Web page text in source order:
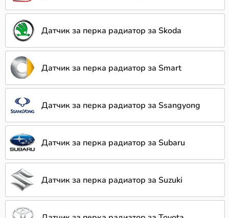
Датчик за перка радиатор за Skoda
Датчик за перка радиатор за Smart
Датчик за перка радиатор за Ssangyong
Датчик за перка радиатор за Subaru
Датчик за перка радиатор за Suzuki